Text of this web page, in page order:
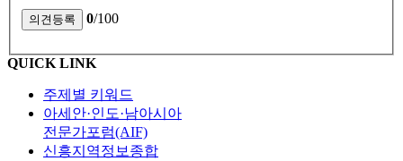
0/100
QUICK LINK
주제별 키워드
아세안·인도·남아시아
전문가포럼(AIF)
신흥지역정보종합